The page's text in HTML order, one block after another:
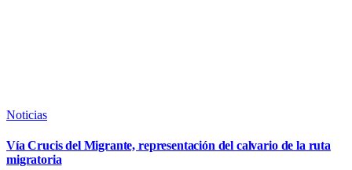
Noticias
Vía Crucis del Migrante, representación del calvario de la ruta
migratoria